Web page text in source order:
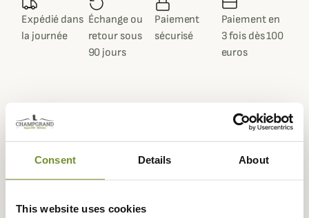
Consent Details About
This website uses cookies
Expédié dans
la journée
Échange ou
retour sous
90 jours
Paiement
sécurisé
Paiement en
3 fois dès 100
euros
Description
bottes ou vos cuissardes.